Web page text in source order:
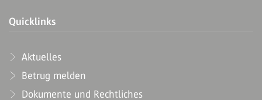
Quicklinks
Aktuelles
Betrug melden
Dokumente und Rechtliches